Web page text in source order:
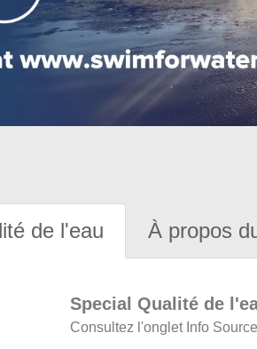
de l'eau À propos
Special Qualité de
Consultez l'onglet Info